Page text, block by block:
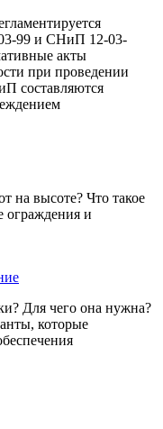
99 и СНиП 12-03-
акты
при проведении
составляются
на высоте? Что такое
ограждения и
Для чего она нужна?
которые